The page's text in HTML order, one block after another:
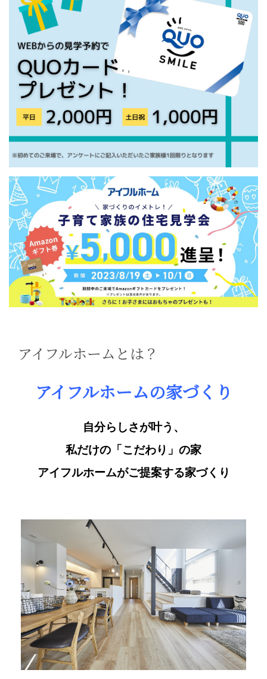
アイフルホームとは？
アイフルホームの家づくり
自分らしさが叶う、
私だけの「こだわり」の家
アイフルホームがご提案する家づくり